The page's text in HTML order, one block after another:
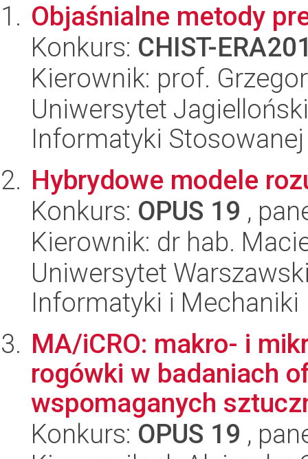
Objaśnialne metody
Konkurs: CHIST-
Kierownik: prof.
Uniwersytet
Informatyki Stosowanej
Hybrydowe modele
Konkurs: OPUS 19 ,
Kierownik: dr hab.
Uniwersytet
Informatyki i Mechaniki
MA/iCRO: makro- i
rogówki w badaniach
wspomaganych
Konkurs: OPUS 19 ,